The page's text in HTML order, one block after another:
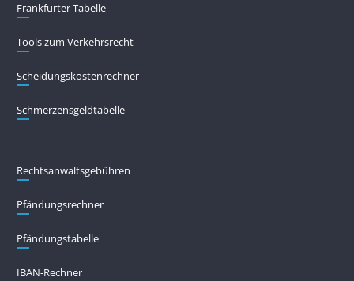
Frankfurter Tabelle
Tools zum Verkehrsrecht
Scheidungskostenrechner
Schmerzensgeldtabelle
Rechtsanwaltsgebühren
Pfändungs­rechner
Pfändungs­tabelle
IBAN-Rechner